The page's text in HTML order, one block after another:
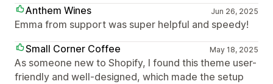
Anthem Wines
Jun 26, 2025
Emma from support was super helpful and speedy!
Small Corner Coffee
May 18, 2025
As someone new to Shopify, I found this theme user-
friendly and well-designed, which made the setup